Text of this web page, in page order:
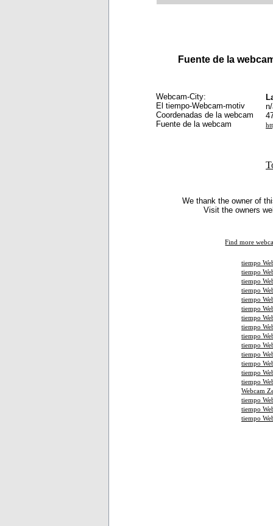
Fuente de la
Webcam-City:
El tiempo-Webcam-motiv
Coordenadas de la webcam
Fuente de la webcam
We thank the owner of
Visit the owners
Find more
tiempo
tiempo
tiempo
tiempo
tiempo
tiempo
tiempo
tiempo
tiempo
tiempo
tiempo
tiempo
tiempo
tiempo
Webcam
tiempo
tiempo
tiempo